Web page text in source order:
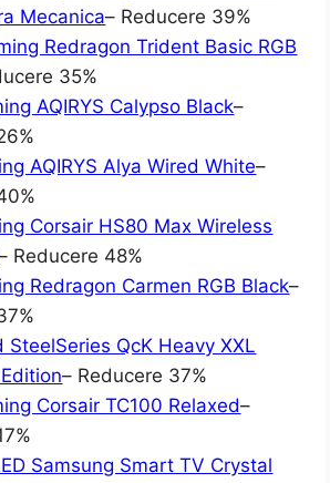
Mecanica– Reducere 39%
Redragon Trident Basic RGB
35%
AQIRYS Calypso Black–
AQIRYS Alya Wired White–
Corsair HS80 Max Wireless
Reducere 48%
Redragon Carmen RGB Black–
SteelSeries QcK Heavy XXL
– Reducere 37%
Corsair TC100 Relaxed–
Samsung Smart TV Crystal